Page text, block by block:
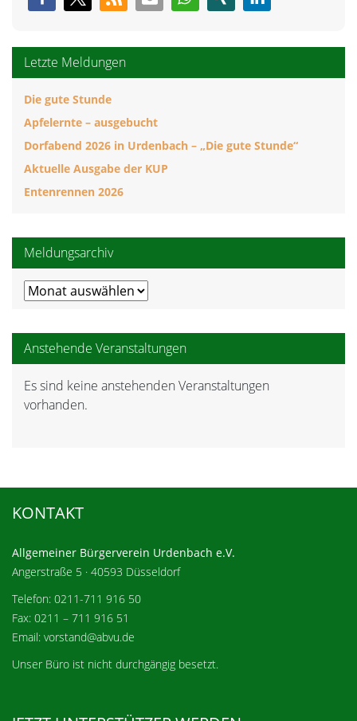
Letzte Meldungen
Die gute Stunde
Apfelernte – ausgebucht
Dorfabend 2026 in Urdenbach – „Die gute Stunde“
Aktuelle Ausgabe der KUP
Entenrennen 2026
Meldungsarchiv
Meldungsarchiv
Anstehende Veranstaltungen
Hinweis
Es sind keine anstehenden Veranstaltungen
vorhanden.
KONTAKT
Allgemeiner Bürgerverein Urdenbach e.V.
Angerstraße 5 · 40593 Düsseldorf
Telefon: 0211-711 916 50
Fax: 0211 – 711 916 51
Email: vorstand@abvu.de
Unser Büro ist nicht durchgängig besetzt.